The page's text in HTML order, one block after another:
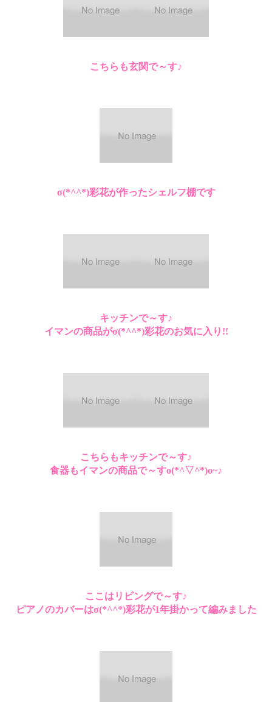
こちらも玄関で～す♪
σ(*^^*)彩花が作ったシェルフ棚です
キッチンで～す♪
イマンの商品がσ(*^^*)彩花のお気に入り!!
こちらもキッチンで～す♪
食器もイマンの商品で～すo(*^▽^*)o~♪
ここはリビングで～す♪
ピアノのカバーはσ(*^^*)彩花が1年掛かって編みました